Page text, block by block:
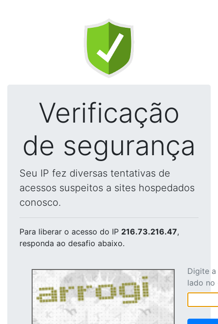
Verificação
de segurança
Seu IP fez diversas tentativas de
acessos suspeitos a sites hospedados
conosco.
Para liberar o acesso do IP 216.73.216.47,
responda ao desafio abaixo.
Digite
lado no